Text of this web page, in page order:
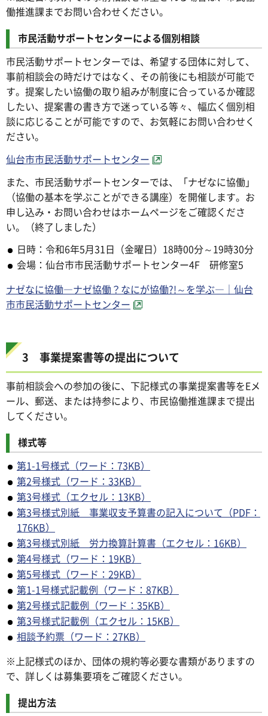
働推進課までお問い合わせください。
市民活動サポートセンターによる個別相談
市民活動サポートセンターでは、希望する団体に対して、
事前相談会の時だけではなく、その前後にも相談が可能で
す。提案したい協働の取り組みが制度に合っているか確認
したい、提案書の書き方で迷っている等々、幅広く個別相
談に応じることが可能ですので、お気軽にお問い合わせく
ださい。
仙台市市民活動サポートセンター
また、市民活動サポートセンターでは、「ナゼなに協働」
（協働の基本を学ぶことができる講座）を開催します。お
申し込み・お問い合わせはホームページをご確認くださ
い。（終了しました）
日時：令和6年5月31日（金曜日）18時00分～19時30分
会場：仙台市市民活動サポートセンター4F 研修室5
ナゼなに協働―ナゼ協働？なにが協働?!～を学ぶ―｜仙台
市市民活動サポートセンター
3 事業提案書等の提出について
事前相談会への参加の後に、下記様式の事業提案書等をEメ
ール、郵送、または持参により、市民協働推進課まで提出
してください。
様式等
第1-1号様式（ワード：73KB）
第2号様式（ワード：33KB）
第3号様式（エクセル：13KB）
第3号様式別紙 事業収支予算書の記入について（PDF：
176KB）
第3号様式別紙 労力換算計算書（エクセル：16KB）
第4号様式（ワード：19KB）
第5号様式（ワード：29KB）
第1-1号様式記載例（ワード：87KB）
第2号様式記載例（ワード：35KB）
第3号様式記載例（エクセル：15KB）
相談予約票（ワード：27KB）
※上記様式のほか、団体の規約等必要な書類がありますの
で、詳しくは募集要項をご確認ください。
提出方法